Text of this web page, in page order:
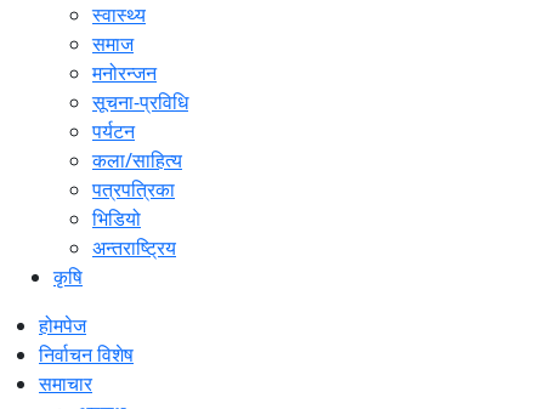
स्वास्थ्य
समाज
मनोरन्जन
सूचना-प्रविधि
पर्यटन
कला/साहित्य
पत्रपत्रिका
भिडियो
अन्तराष्ट्रिय
कृषि
होमपेज
निर्वाचन विशेष
समाचार